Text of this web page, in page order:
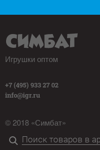
Игрушки оптом
+7 (495) 933 27 02
info@igr.ru
© 2018 «Симбат»